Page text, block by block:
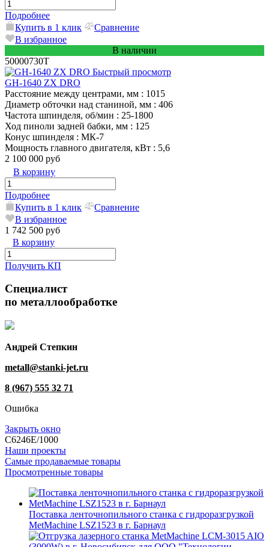
Подробнее
Купить в 1 клик
Сравнение
В избранное
В наличии
50000730T
Быстрый просмотр
GH-1640 ZX DRO
Расстояние между центрами, мм : 1015
Диаметр обточки над станиной, мм : 406
Частота шпинделя, об/мин : 25-1800
Ход пиноли задней бабки, мм : 125
Конус шпинделя : МК-7
Мощность главного двигателя, кВт : 5,6
2 100 000 руб
В корзину
Подробнее
Купить в 1 клик
Сравнение
В избранное
1 742 500 руб
В корзину
Получить КП
Специалист
по металлообработке
Андрей Степкин
metall@stanki-jet.ru
8 (967) 555 32 71
Ошибка
Закрыть окно
C6246E/1000
Наши проекты
Самые продаваемые товары
Просмотренные товары
Поставка ленточнопильного станка c гидроразгрузкой
MetMachine LSZ1523 в г. Барнаул